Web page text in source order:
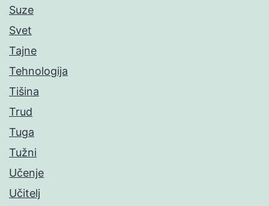
Suze
Svet
Tajne
Tehnologija
Tišina
Trud
Tuga
Tužni
Učenje
Učitelj